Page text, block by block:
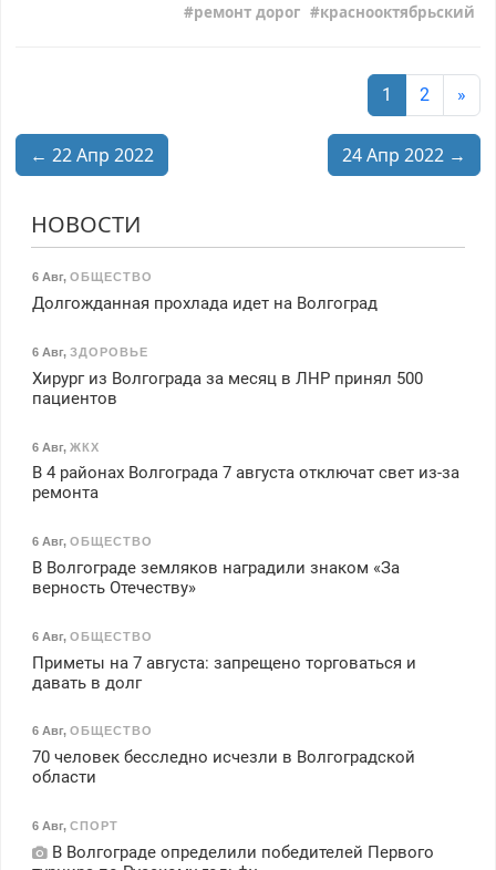
ремонт дорог краснооктябрьский
1 2 »
← 22 Апр 2022 24 Апр 2022 →
НОВОСТИ
6 Авг, ОБЩЕСТВО
Долгожданная прохлада идет на Волгоград
6 Авг, ЗДОРОВЬЕ
Хирург из Волгограда за месяц в ЛНР принял 500
пациентов
6 Авг, ЖКХ
В 4 районах Волгограда 7 августа отключат свет из-за
ремонта
6 Авг, ОБЩЕСТВО
В Волгограде земляков наградили знаком «За
верность Отечеству»
6 Авг, ОБЩЕСТВО
Приметы на 7 августа: запрещено торговаться и
давать в долг
6 Авг, ОБЩЕСТВО
70 человек бесследно исчезли в Волгоградской
области
6 Авг, СПОРТ
В Волгограде определили победителей Первого